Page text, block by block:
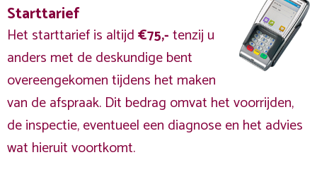
Starttarief
Het starttarief is altijd€75,-tenzij u
anders met de deskundige bent
overeengekomen tijdens het maken
van de afspraak. Dit bedrag omvat het voorrijden,
de inspectie, eventueel een diagnose en het advies
wat hieruit voortkomt.